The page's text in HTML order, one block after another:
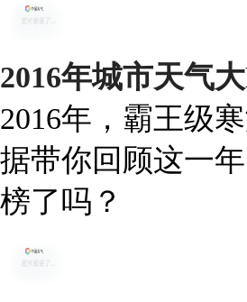
2016年城市天气
2016年，霸王级
据带你回顾这一
榜了吗？